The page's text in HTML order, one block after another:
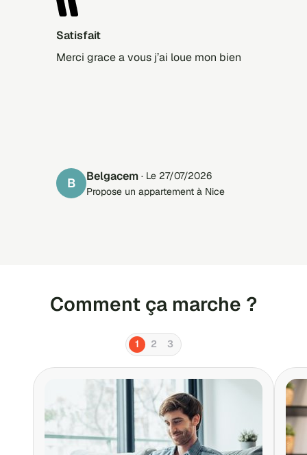
Satisfait
Merci grace a vous j’ai loue mon bien
B Belgacem · Le 27/07/2026
Propose un appartement à Nice
Comment ça marche ?
1 2 3